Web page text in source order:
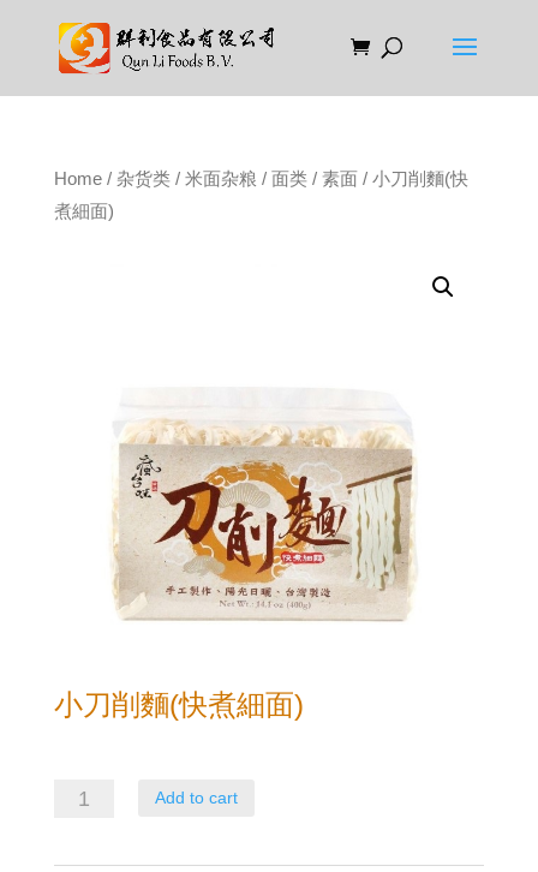
Home/ 杂货类/ 米面杂粮 / 面类/ 素面 / 小刀削麵(快
煮細面)
小刀削麵(快煮細面)
Add to cart